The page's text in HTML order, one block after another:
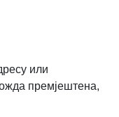
или
премјештена,